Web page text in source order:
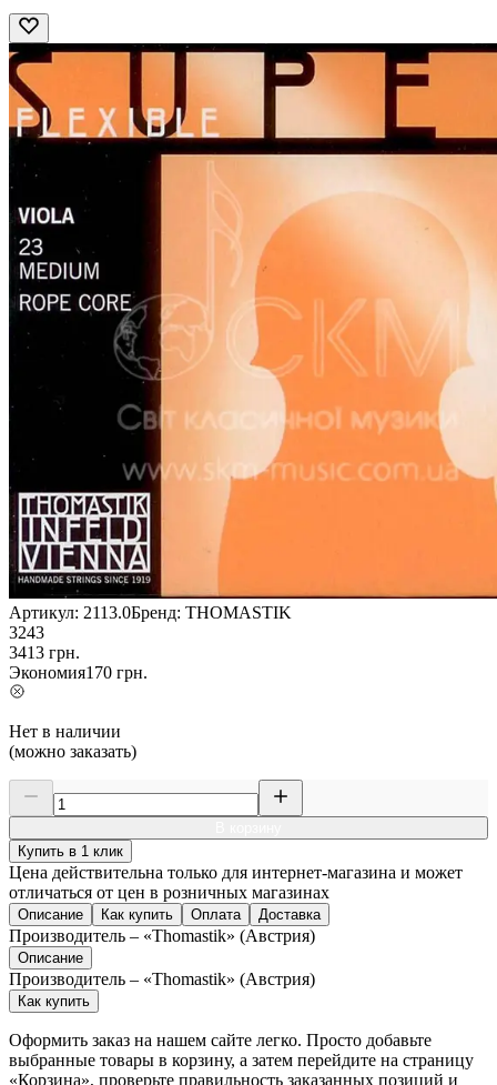
Артикул: 2113.0Бренд: THOMASTIK
3243
3413 грн.
Экономия170 грн.
Нет в наличии
(можно заказать)
Купить в 1 клик
Цена действительна только для интернет-магазина и может
отличаться от цен в розничных магазинах
Описание Как купить Оплата Доставка
Производитель – «Thomastik» (Австрия)
Описание
Производитель – «Thomastik» (Австрия)
Как купить
Оформить заказ на нашем сайте легко. Просто добавьте
выбранные товары в корзину, а затем перейдите на страницу
«Корзина», проверьте правильность заказанных позиций и